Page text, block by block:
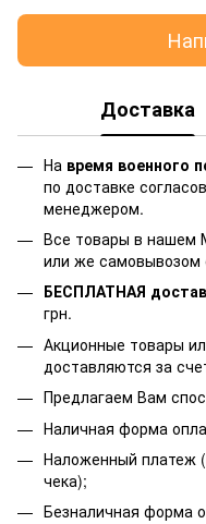
Доставка
На время военного
по доставке
менеджером.
Все товары в нашем
или же самовывозом
БЕСПЛАТНАЯ
грн.
Акционные товары
доставляются за
Предлагаем Вам
Наличная форма
Наложенный платеж (
чека);
Безналичная форма